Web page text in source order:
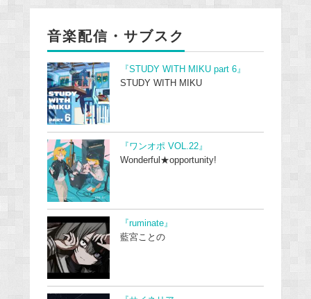
音楽配信・サブスク
『STUDY WITH MIKU part 6』
STUDY WITH MIKU
『ワンオポ VOL.22』
Wonderful★opportunity!
『ruminate』
藍宮ことの